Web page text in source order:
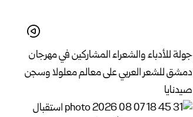
جولة للأدباء والشعراء المشاركين في مهرجان
دمشق للشعر العربي على معالم معلولا وسجن
صيدنايا